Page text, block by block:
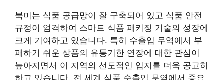
북미는 식품 공급망이 잘 구축되어 있고 식품 안전
규정이 엄격하여 스마트 식품 패키징 기술의 성장에
크게 기여하고 있습니다. 특히 수출입 무역에서 부
패하기 쉬운 상품의 유통기한 연장에 대한 관심이
높아지면서 이 지역의 선도적인 입지를 더욱 공고히
하고 있습니다. 전 세계 식품 수출입 무역에서 중요